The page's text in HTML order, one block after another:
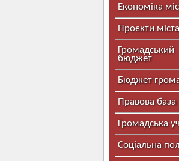
Економіка
Проєкти міста
Громадський
бюджет
Бюджет
Правова база
Громадська
Соціальна